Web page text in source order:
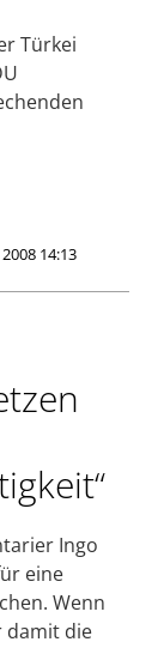
Türkei
14:13
Ingo
eine
Wenn
damit die